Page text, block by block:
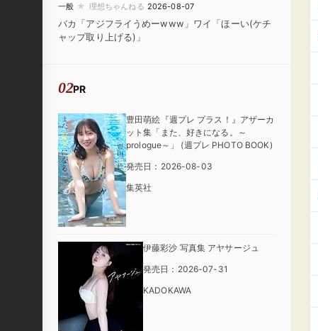
一般 ★ 理想ちゃんねる 2026-08-07
バカ「アジフライうめーwww」ワイ「ほーい(ケチ
ャップ取り上げる)」
PR
豊田萌絵『週プレ プラス！』アザーカ
ット集「また、好きになる。～
prologue～」 (週プレ PHOTO BOOK)
発売日：2026-08-03
集英社
伊藤彩沙 写真集 アヤサージュ
発売日：2026-07-31
KADOKAWA